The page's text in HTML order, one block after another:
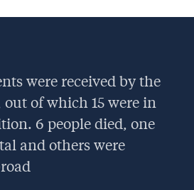
were received by the
of which 15 were in
6 people died, one
and others were